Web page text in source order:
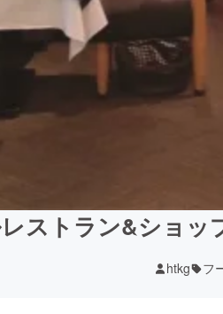
ストラン&ショッ
htkg フ